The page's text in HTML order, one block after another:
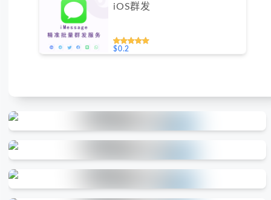
iOS群发
$0.2